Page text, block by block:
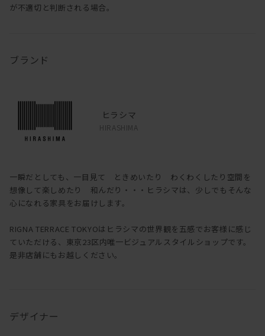
が不適切と判断される場合。
ブランド
ヒラシマ
HIRASHIMA
一瞬だとしても、一目見て ときめいたり わくわくしたり空間を
想像して楽しめたり 和んだり・・・ヒラシマは、少しでもそんな
心になれる家具をお届けします。
RIGNA TERRACE TOKYOはヒラシマの世界観を五感でお客様に感じ
ていただける、東京23区内唯一ビジュアルスタイルショップです。
是非店舗にもお越しください。
デザイナー